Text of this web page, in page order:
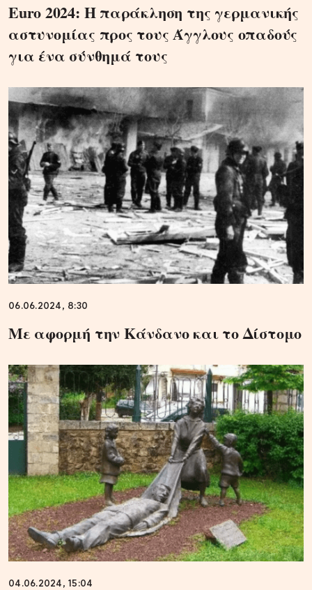
Euro 2024: Η παράκληση της γερμανικής
αστυνομίας προς τους Άγγλους οπαδούς
για ένα σύνθημά τους
06.06.2024, 8:30
Με αφορμή την Κάνδανο και το Δίστομο
04.06.2024, 15:04